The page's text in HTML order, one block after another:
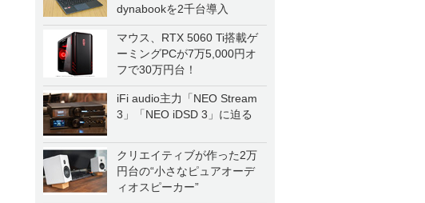
dynabookを2千台導入
マウス、RTX 5060 Ti搭載ゲ
ーミングPCが7万5,000円オ
フで30万円台！
iFi audio主力「NEO Stream
3」「NEO iDSD 3」に迫る
クリエイティブが作った2万
円台の“小さなピュアオーデ
ィオスピーカー”